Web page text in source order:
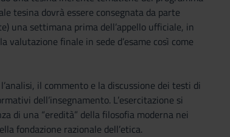
tesina dovrà essere consegnata da parte
una settimana prima dell’appello ufficiale, in
finale in sede d’esame così come
il commento e la discussione dei testi di
dell’insegnamento. L’esercitazione si
di una “eredità” della filosofia moderna nei
fondazione razionale dell’etica.